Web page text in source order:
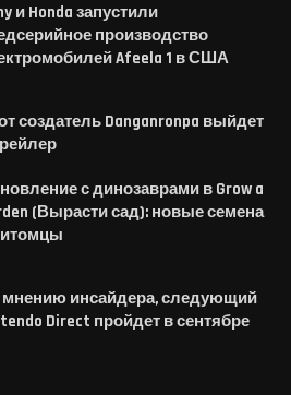
и Honda запустили
производство
Afeela 1 в США
создатель Danganronpa выйдет
с динозаврами в Grow a
(Вырасти сад): новые семена
инсайдера, следующий
Direct пройдет в сентябре